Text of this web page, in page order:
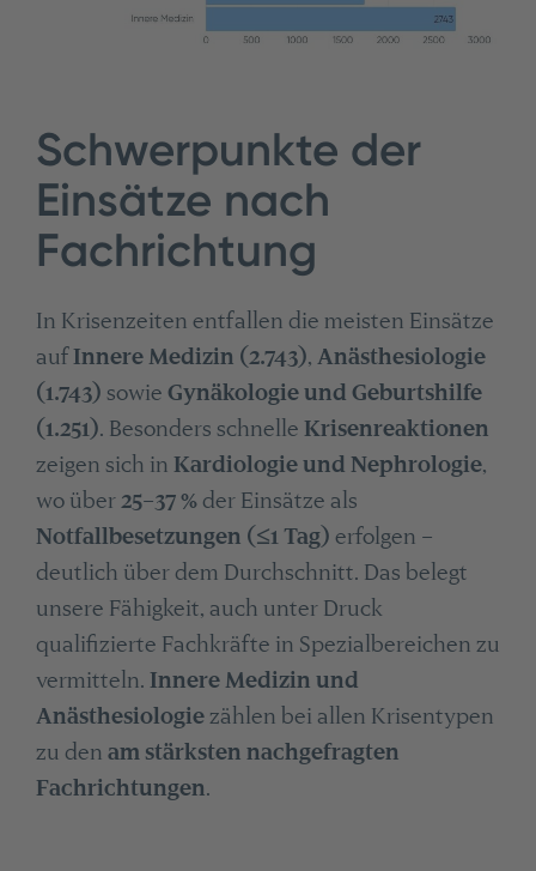
Schwerpunkte der
Einsätze nach
Fachrichtung
In Krisenzeiten entfallen die meisten Einsätze
aufInnere Medizin (2.743), Anästhesiologie
(1.743) sowie Gynäkologie und Geburtshilfe
(1.251). Besonders schnelle Krisenreaktionen
zeigen sich in Kardiologie und Nephrologie,
wo über 25–37 %der Einsätze als
Notfallbesetzungen (≤1 Tag) erfolgen –
deutlich über dem Durchschnitt. Das belegt
unsere Fähigkeit, auch unter Druck
qualifizierte Fachkräfte in Spezialbereichen zu
vermitteln. Innere Medizin und
Anästhesiologiezählen bei allen Krisentypen
zu den am stärksten nachgefragten
Fachrichtungen.